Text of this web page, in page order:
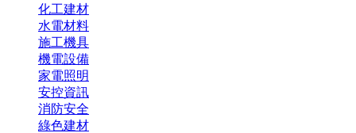
化工建材
水電材料
施工機具
機電設備
家電照明
安控資訊
消防安全
綠色建材